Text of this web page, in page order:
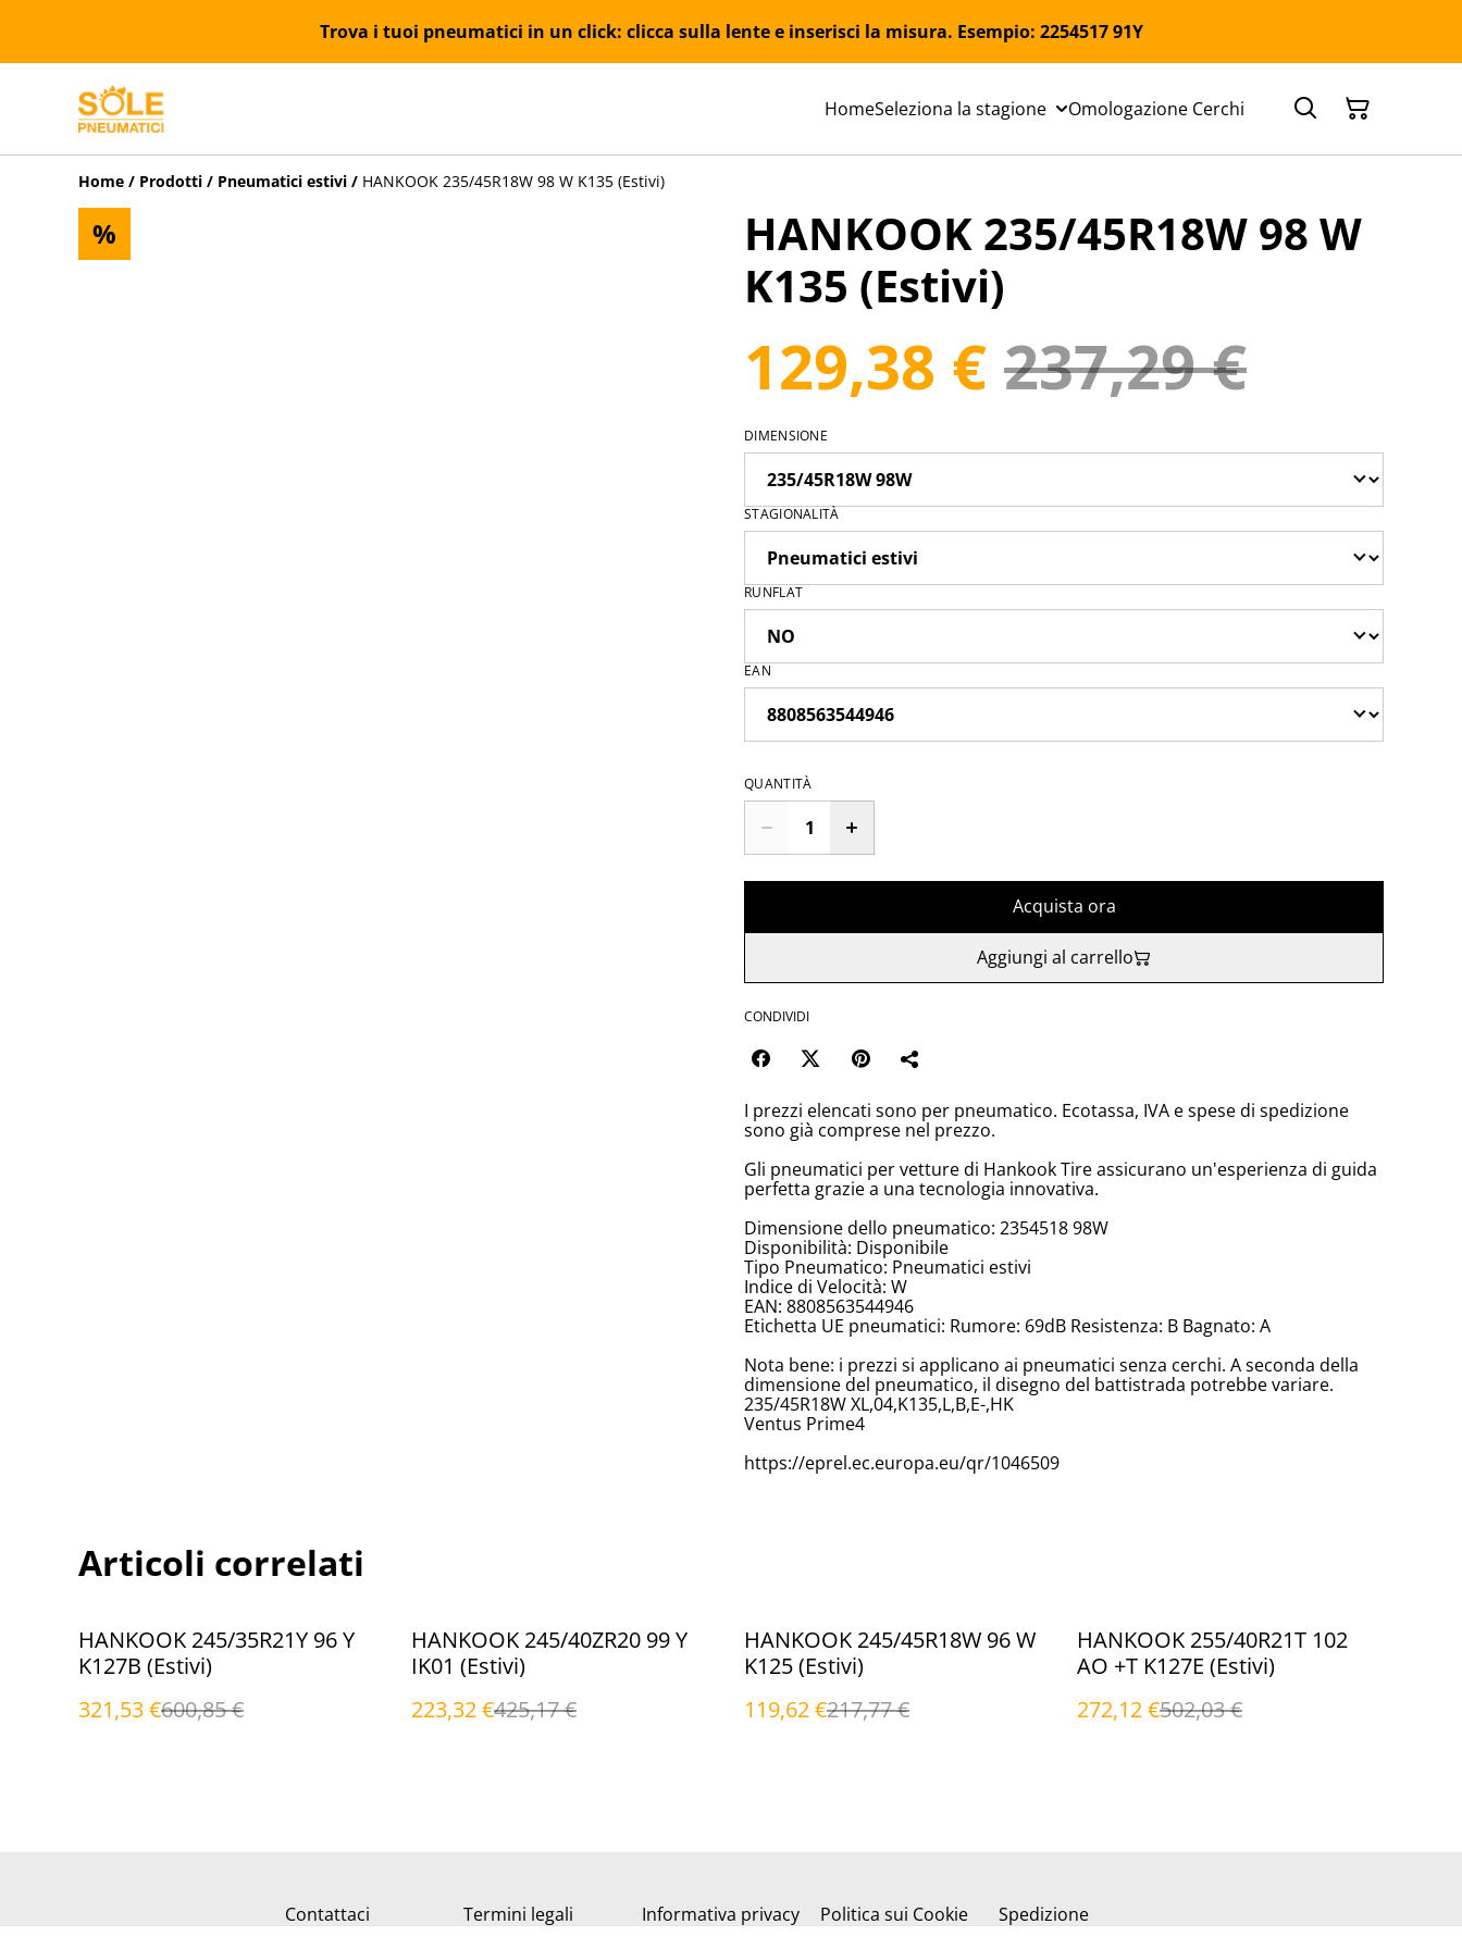
Trova i tuoi pneumatici in un click: clicca sulla lente e inserisci la misura. Esempio: 2254517 91Y
HomeSeleziona la stagione Omologazione Cerchi
Home / Prodotti / Pneumatici estivi / HANKOOK 235/45R18W 98 W K135 (Estivi)
%
HANKOOK 235/45R18W 98 W
K135 (Estivi)
129,38 € 237,29 €
DIMENSIONE
STAGIONALITÀ
RUNFLAT
EAN
QUANTITÀ
Acquista ora
Aggiungi al carrello
CONDIVIDI
I prezzi elencati sono per pneumatico. Ecotassa, IVA e spese di spedizione
sono già comprese nel prezzo.
Gli pneumatici per vetture di Hankook Tire assicurano un'esperienza di guida
perfetta grazie a una tecnologia innovativa.
Dimensione dello pneumatico: 2354518 98W
Disponibilità: Disponibile
Tipo Pneumatico: Pneumatici estivi
Indice di Velocità: W
EAN: 8808563544946
Etichetta UE pneumatici: Rumore: 69dB Resistenza: B Bagnato: A
Nota bene: i prezzi si applicano ai pneumatici senza cerchi. A seconda della
dimensione del pneumatico, il disegno del battistrada potrebbe variare.
235/45R18W XL,04,K135,L,B,E-,HK
Ventus Prime4
https://eprel.ec.europa.eu/qr/1046509
Articoli correlati
%
HANKOOK 245/35R21Y 96 Y
K127B (Estivi)
321,53 €600,85 €
%
HANKOOK 245/40ZR20 99 Y
IK01 (Estivi)
223,32 €425,17 €
%
HANKOOK 245/45R18W 96 W
K125 (Estivi)
119,62 €217,77 €
%
HANKOOK 255/40R21T 102
AO +T K127E (Estivi)
272,12 €502,03 €
Contattaci Termini legali Informativa privacy Politica sui Cookie Spedizione